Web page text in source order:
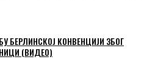
БЕРЛИНСКОЈ КОНВЕНЦИЈИ ЗБОГ
(ВИДЕО)